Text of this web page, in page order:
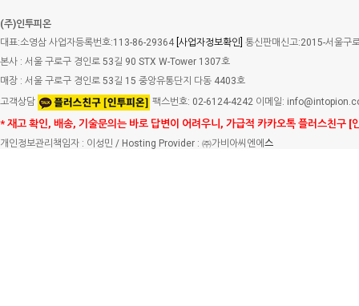
(주)인투피온
대표:소영삼 사업자등록번호:113-86-29364 [사업자정보확인] 통신판매신고:2015-서울구
본사 : 서울 구로구 경인로 53길 90 STX W-Tower 1307호
매장 : 서울 구로구 경인로 53길 15 중앙유통단지 다동 4403호
고객상담
팩스번호: 02-6124-4242 이메일:
* 재고 확인, 배송, 기술문의는 바로 답변이 어려우니, 가급적 카카오톡 플러스친구 [
개인정보관리책임자 : 이성민 / Hosting Provider : ㈜가비아씨엔에 스